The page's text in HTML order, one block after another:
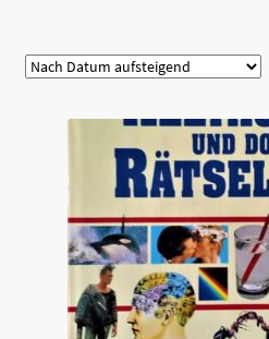
Zur Waldviertel Exklusiv-Website